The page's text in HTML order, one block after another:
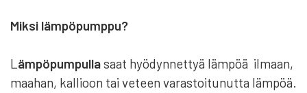
Miksi lämpöpumppu?
Lämpöpumpullasaat hyödynnettyä lämpöä ilmaan,
maahan, kallioon tai veteen varastoitunutta lämpöä.